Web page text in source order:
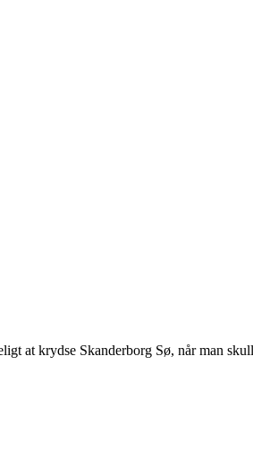
at krydse Skanderborg Sø, når man